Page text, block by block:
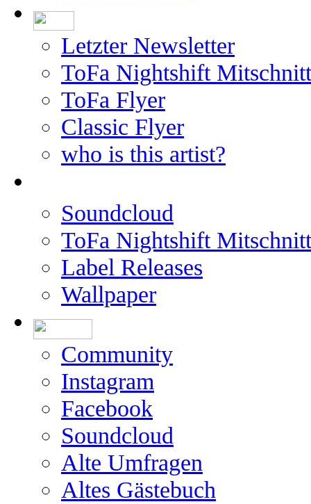
Letzter Newsletter
ToFa Nightshift
ToFa Flyer
Classic Flyer
who is this artist?
Soundcloud
ToFa Nightshift
Label Releases
Wallpaper
Community
Instagram
Facebook
Soundcloud
Alte Umfragen
Altes Gästebuch